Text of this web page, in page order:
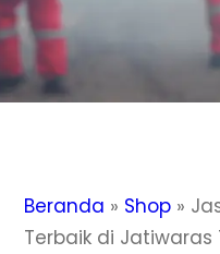
Beranda » Shop »
Terbaik di